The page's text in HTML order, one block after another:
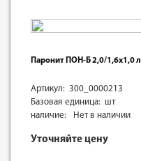
Паронит ПОН-Б 2,0/1,6х1,0 л
Артикул: 300_0000213
Базовая единица: шт
наличие:
Нет в наличии
Уточняйте цену